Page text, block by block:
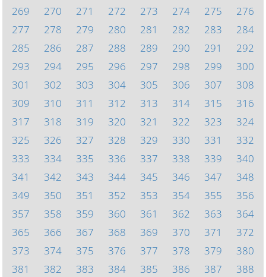
269
270 271 272 273 274 275
276
277
278 279 280 281 282 283
284
285
286 287 288 289 290 291
292
293
294 295 296 297 298 299
300
301
302 303 304 305 306 307
308
309
310 311 312 313 314 315
316
317
318 319 320 321 322 323
324
325
326 327 328 329 330 331
332
333
334 335 336 337 338 339
340
341
342 343 344 345 346 347
348
349
350 351 352 353 354 355
356
357
358 359 360 361 362 363
364
365
366 367 368 369 370 371
372
373
374 375 376 377 378 379
380
381
382 383 384 385 386 387 388